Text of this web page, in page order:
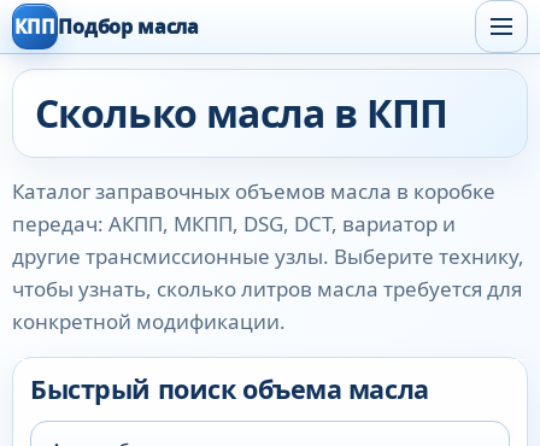
КПППодбор масла
Сколько масла в КПП
Каталог заправочных объемов масла в коробке
передач: АКПП, МКПП, DSG, DCT, вариатор и
другие трансмиссионные узлы. Выберите технику,
чтобы узнать, сколько литров масла требуется для
конкретной модификации.
Быстрый поиск объема масла